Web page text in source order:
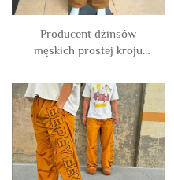
Producent dżinsów
męskich prostej kroju
cargo z płótna, spodnie
cieśla z podwójnym
kolanem, męskie